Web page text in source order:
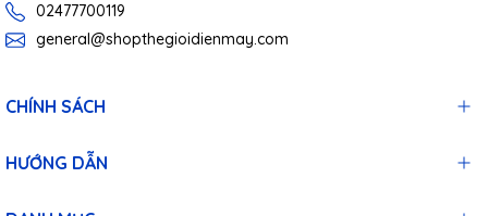
02477700119
general@shopthegioidienmay.com
CHÍNH SÁCH
HƯỚNG DẪN